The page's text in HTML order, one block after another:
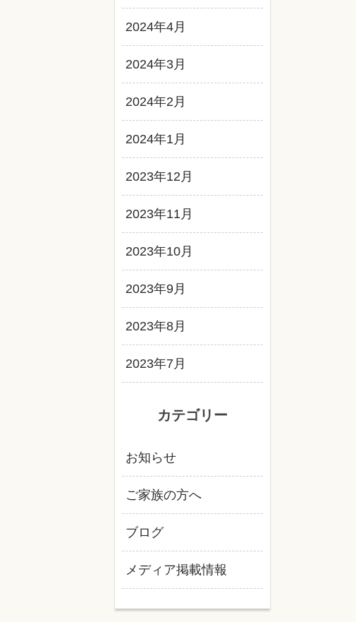
2024年4月
2024年3月
2024年2月
2024年1月
2023年12月
2023年11月
2023年10月
2023年9月
2023年8月
2023年7月
カテゴリー
お知らせ
ご家族の方へ
ブログ
メディア掲載情報